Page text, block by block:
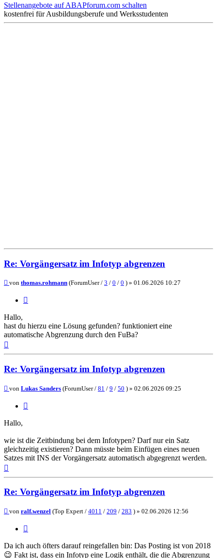
Stellenangebote auf ABAPforum.com schalten
kostenfrei für Ausbildungsberufe und Werksstudenten
Re: Vorgängersatz im Infotyp abgrenzen
Beitrag
von thomas.rohmann (ForumUser / 3 / 0 / 0 ) » 01.06.2026 10:27
Hallo,
hast du hierzu eine Lösung gefunden? funktioniert eine
automatische Abgrenzung durch den FuBa?
Re: Vorgängersatz im Infotyp abgrenzen
Beitrag
von Lukas Sanders (ForumUser / 81 / 9 / 50 ) » 02.06.2026 09:25
Hallo,
wie ist die Zeitbindung bei dem Infotypen? Darf nur ein Satz
gleichzeitig existieren? Dann müsste beim Einfügen eines neuen
Satzes mit INS der Vorgängersatz automatisch abgegrenzt werden.
Re: Vorgängersatz im Infotyp abgrenzen
Beitrag
von ralf.wenzel (Top Expert / 4011 / 209 / 283 ) » 02.06.2026 12:56
Da ich auch öfters darauf reingefallen bin: Das Posting ist von 2018
😉 Fakt ist, dass ein Infotyp eine Logik enthält, die die Abgrenzung